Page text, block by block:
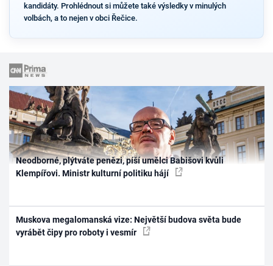
kandidáty. Prohlédnout si můžete také výsledky v minulých
volbách, a to nejen v obci Řečice.
Neodborné, plýtváte penězi, píší umělci Babišovi kvůli
Klempířovi. Ministr kulturní politiku hájí
Muskova megalomanská vize: Největší budova světa bude
vyrábět čipy pro roboty i vesmír